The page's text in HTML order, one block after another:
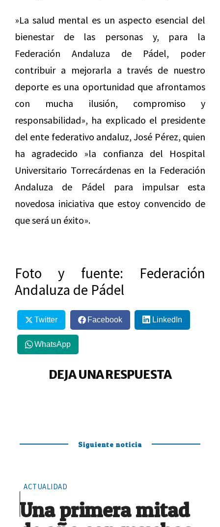
»La salud mental es un aspecto esencial del
bienestar de las personas y, para la
Federación Andaluza de Pádel, poder
contribuir a mejorarla a través de nuestro
deporte es una oportunidad que afrontamos
con mucha ilusión, compromiso y
responsabilidad», ha explicado el presidente
del ente federativo andaluz, José Pérez, quien
ha agradecido »la confianza del Hospital
Universitario Torrecárdenas en la Federación
Andaluza de Pádel para impulsar esta
novedosa iniciativa que estoy convencido de
que será un éxito».
Foto y fuente: Federación
Andaluza de Pádel
Twitter Facebook LinkedIn
WhatsApp
DEJA UNA RESPUESTA
Siguiente noticia
ACTUALIDAD
Una primera mitad